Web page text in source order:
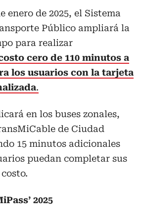
enero de 2025, el Sistema
Público ampliará la
para realizar
cero de 110 minutos a
los usuarios con la tarjeta
.
en los buses zonales,
de Ciudad
15 minutos adicionales
puedan completar sus
2025